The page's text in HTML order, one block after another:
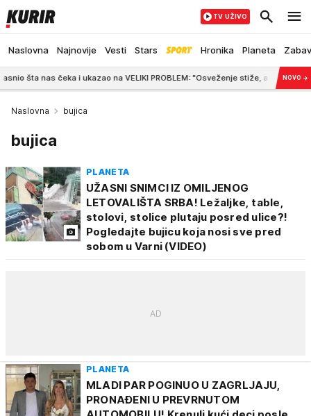
Naslovna Najnovije Vesti Stars Hronika Planeta
TV UŽIVO
čeka i ukazao na VELIKI PROBLEM: "Osveženje stiže, ali" 6:42 NOVO →
Naslovna bujica
bujica
PLANETA
UŽASNI SNIMCI IZ OMILJENOG
LETOVALIŠTA SRBA! Ležaljke, table,
stolovi, stolice plutaju posred ulice?!
Pogledajte bujicu koja nosi sve pred
sobom u Varni (VIDEO)
PLANETA
MLADI PAR POGINUO U ZAGRLJAJU,
PRONAĐENI U PREVRNUTOM